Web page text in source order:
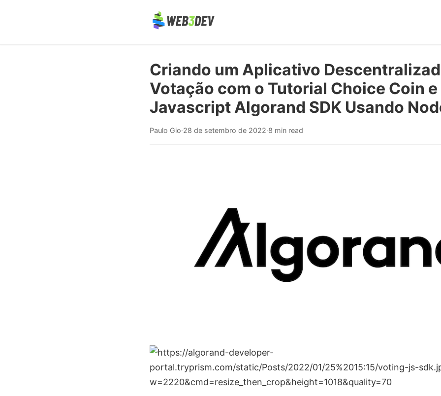
Criando um Aplicativo
Votação com o Tutorial Choice Coin e
Javascript Algorand SDK Usando
Paulo Gio·28 de setembro de 2022·8 min read